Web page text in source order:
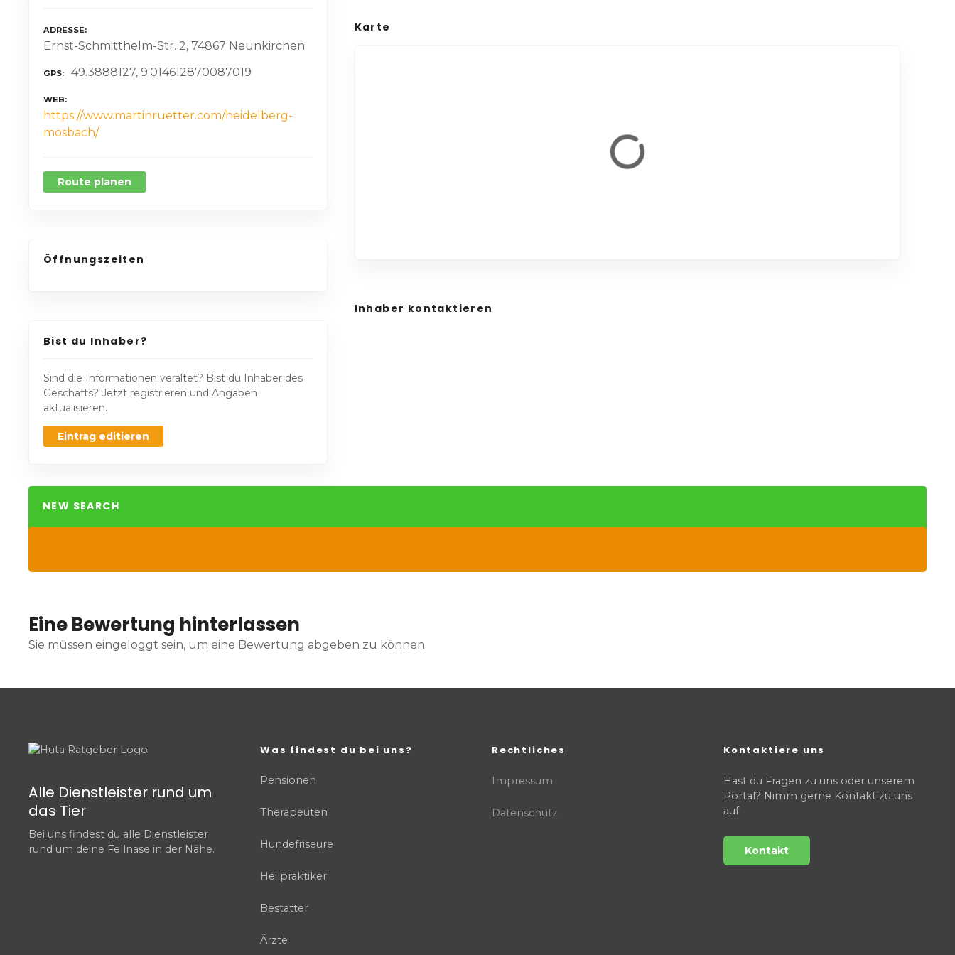
ADRESSE
Ernst-Schmitthelm-Str. 2, 74867 Neunkirchen
GPS 49.3888127, 9.014612870087019
WEB
https://www.martinruetter.com/heidelberg-
mosbach/
Route planen
Öffnungszeiten
Bist du Inhaber?
Sind die Informationen veraltet? Bist du Inhaber des
Geschäfts? Jetzt registrieren und Angaben
aktualisieren.
Eintrag editieren
Karte
Inhaber kontaktieren
NEW SEARCH
Eine Bewertung hinterlassen
Sie müssen eingeloggt sein, um eine Bewertung abgeben zu können.
Alle Dienstleister rund um
das Tier
Bei uns findest du alle Dienstleister
rund um deine Fellnase in der Nähe.
Was findest du bei uns?
Pensionen
Therapeuten
Hundefriseure
Heilpraktiker
Bestatter
Ärzte
Rechtliches
Impressum
Datenschutz
Kontaktiere uns
Hast du Fragen zu uns oder unserem
Portal? Nimm gerne Kontakt zu uns
auf
Kontakt